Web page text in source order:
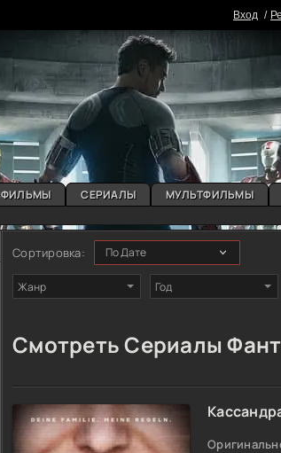
Вxoд
ФИЛЬМЫ СЕРИАЛЫ МУЛЬТФИЛЬМЫ
Сортировка:
Жанр Год
Смотреть Сериалы